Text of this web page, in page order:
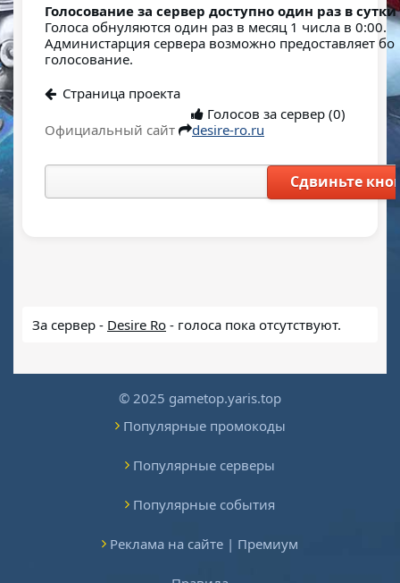
Голосование за сервер доступно один раз в сутки.
Голоса обнуляются один раз в месяц 1 числа в 0:00.
Администарция сервера возможно предоставляет
голосование.
Страница проекта
Голосов за сервер (0)
Официальный сайт
desire-ro.ru
Сдвиньте
За сервер - Desire Ro - голоса пока отсутствуют.
© 2025 gametop.yaris.top
Популярные промокоды
Популярные серверы
Популярные события
Реклама на сайте | Премиум